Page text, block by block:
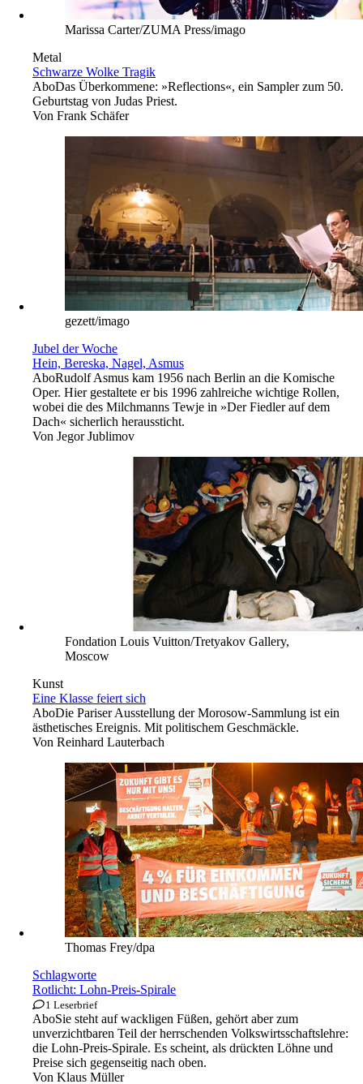
Marissa Carter/ZUMA Press/imago
Metal
Schwarze Wolke Tragik
AboDas Überkommene: »Reflections«, ein Sampler zum 50.
Geburtstag von Judas Priest.
Von Frank Schäfer
gezett/imago
Jubel der Woche
Hein, Bereska, Nagel, Asmus
AboRudolf Asmus kam 1956 nach Berlin an die Komische
Oper. Hier gestaltete er bis 1996 zahlreiche wichtige Rollen,
wobei die des Milchmanns Tewje in »Der Fiedler auf dem
Dach« sicherlich heraussticht.
Von Jegor Jublimov
Fondation Louis Vuitton/Tretyakov Gallery,
Moscow
Kunst
Eine Klasse feiert sich
AboDie Pariser Ausstellung der Morosow-Sammlung ist ein
ästhetisches Ereignis. Mit politischem Geschmäckle.
Von Reinhard Lauterbach
Thomas Frey/dpa
Schlagworte
Rotlicht: Lohn-Preis-Spirale
1 Leserbrief
AboSie steht auf wackligen Füßen, gehört aber zum
unverzichtbaren Teil der herrschenden Volkswirtsschaftslehre:
die Lohn-Preis-Spirale. Es scheint, als drückten Löhne und
Preise sich gegenseitig nach oben.
Von Klaus Müller